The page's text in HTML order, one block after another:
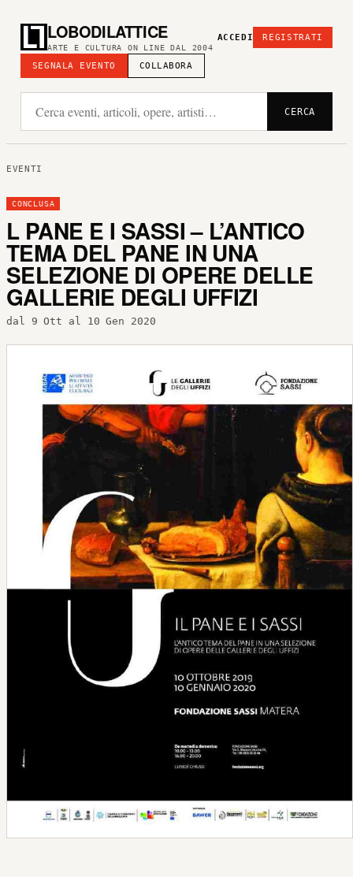
LOBODILATTICE
ARTE E CULTURA ON LINE DAL 2004
SEGNALA EVENTO COLLABORA
ACCEDI REGISTRATI
CERCA
EVENTI
CONCLUSA
L PANE E I SASSI – L’ANTICO
TEMA DEL PANE IN UNA
SELEZIONE DI OPERE DELLE
GALLERIE DEGLI UFFIZI
dal 9 Ott al 10 Gen 2020